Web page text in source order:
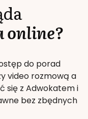
online?
do porad
video rozmową a
się z Adwokatem i
bez zbędnych